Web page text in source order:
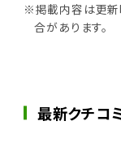
※掲載内容は更新
合があります。
最新クチコ